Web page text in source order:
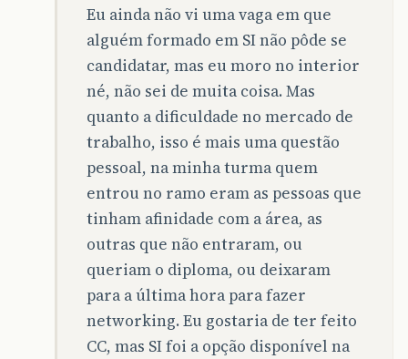
Eu ainda não vi uma vaga em que
alguém formado em SI não pôde se
candidatar, mas eu moro no interior
né, não sei de muita coisa. Mas
quanto a dificuldade no mercado de
trabalho, isso é mais uma questão
pessoal, na minha turma quem
entrou no ramo eram as pessoas que
tinham afinidade com a área, as
outras que não entraram, ou
queriam o diploma, ou deixaram
para a última hora para fazer
networking. Eu gostaria de ter feito
CC, mas SI foi a opção disponível na